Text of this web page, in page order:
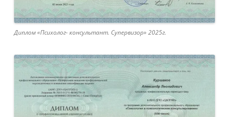
Диплом «Психолог- консультант. Супервизор» 2025г.